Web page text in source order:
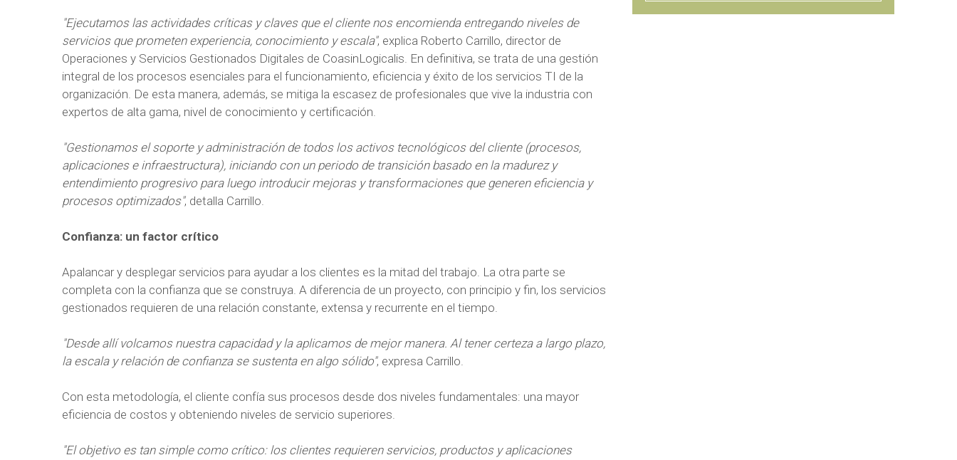
"Ejecutamos las actividades críticas y claves que el cliente nos encomienda entregando niveles de
servicios que prometen experiencia, conocimiento y escala", explica Roberto Carrillo, director de
Operaciones y Servicios Gestionados Digitales de CoasinLogicalis. En definitiva, se trata de una gestión
integral de los procesos esenciales para el funcionamiento, eficiencia y éxito de los servicios TI de la
organización. De esta manera, además, se mitiga la escasez de profesionales que vive la industria con
expertos de alta gama, nivel de conocimiento y certificación.
"Gestionamos el soporte y administración de todos los activos tecnológicos del cliente (procesos,
aplicaciones e infraestructura), iniciando con un periodo de transición basado en la madurez y
entendimiento progresivo para luego introducir mejoras y transformaciones que generen eficiencia y
procesos optimizados", detalla Carrillo.
Confianza: un factor crítico
Apalancar y desplegar servicios para ayudar a los clientes es la mitad del trabajo. La otra parte se
completa con la confianza que se construya. A diferencia de un proyecto, con principio y fin, los servicios
gestionados requieren de una relación constante, extensa y recurrente en el tiempo.
"Desde allí volcamos nuestra capacidad y la aplicamos de mejor manera. Al tener certeza a largo plazo,
la escala y relación de confianza se sustenta en algo sólido", expresa Carrillo.
Con esta metodología, el cliente confía sus procesos desde dos niveles fundamentales: una mayor
eficiencia de costos y obteniendo niveles de servicio superiores.
"El objetivo es tan simple como crítico: los clientes requieren servicios, productos y aplicaciones